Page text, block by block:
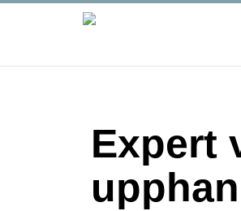
Expert